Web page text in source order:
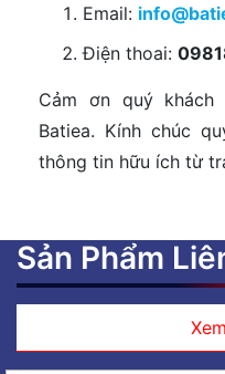
Email:
Điện thoai:
Cảm ơn quý
Batiea. Kính chúc
thông tin hữu ích từ
Sản Phẩm